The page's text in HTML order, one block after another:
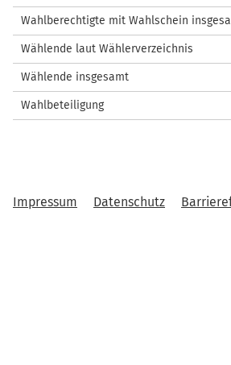
Wahlberechtigte mit Wahlschein
Wählende laut Wählerverzeichnis
Wählende insgesamt
Wahlbeteiligung
Impressum Datenschutz